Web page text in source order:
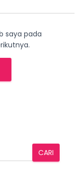
saya pada
CARI